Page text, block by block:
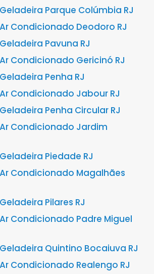
Parque Colúmbia RJ
Condicionado Deodoro RJ
Pavuna RJ
Condicionado Gericinó RJ
Penha RJ
Condicionado Jabour RJ
Penha Circular RJ
Condicionado Jardim
Piedade RJ
Condicionado Magalhães
Pilares RJ
Condicionado Padre Miguel
Quintino Bocaiuva RJ
Condicionado Realengo RJ